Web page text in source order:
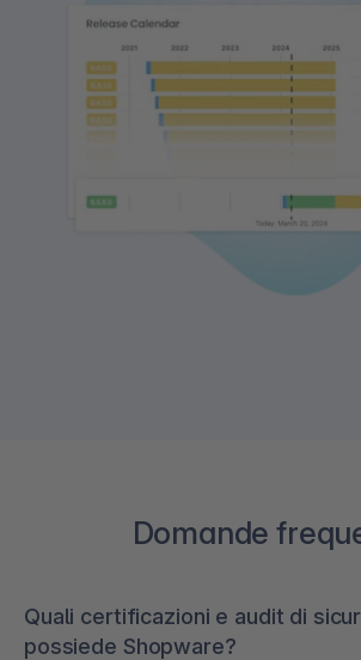
Domande
Quali certificazioni e audit di
possiede Shopware?